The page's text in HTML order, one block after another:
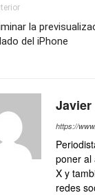
la
del iPhone
https://
poner al
X y
redes